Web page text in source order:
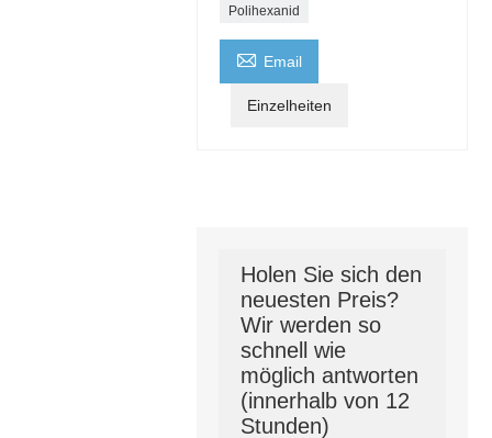
Polihexanid
 Email
Einzelheiten
Holen Sie sich den
neuesten Preis?
Wir werden so
schnell wie
möglich antworten
(innerhalb von 12
Stunden)